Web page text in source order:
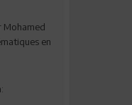
Mohamed
en